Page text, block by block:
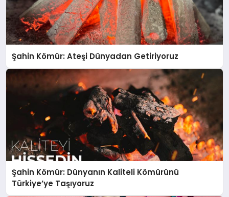
Şahin Kömür: Ateşi Dünyadan Getiriyoruz
Şahin Kömür: Dünyanın Kaliteli Kömürünü
Türkiye’ye Taşıyoruz